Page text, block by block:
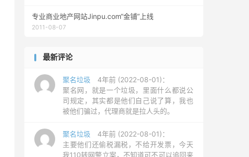
专业商业地产网站Jinpu.com“金铺”上线
2011-08-07
最新评论
聚名垃圾
4年前 (2022-08-01)：
聚名网，就是一个垃圾，里面什么都说公
司规定，其实都是他们自己说了算，我也
被他们骗过，代理商就是拉人头的。
聚名垃圾
4年前 (2022-08-01)：
主要他们还偷税漏税，不给开发票，今天
我110转网警立案，不知道可不可以追回来